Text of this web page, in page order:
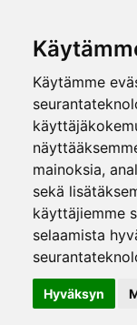
Käytämme
mainoksia,
sekä
käyttäjiemme
selaamista
Hyväksyn